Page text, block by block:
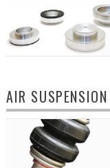
AIR SUSPENSION